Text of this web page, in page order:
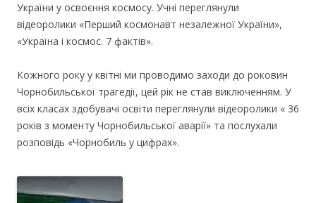
України у освоєння космосу. Учні переглянули
відеоролики «Перший космонавт незалежної України»,
«Україна і космос. 7 фактів».
Кожного року у квітні ми проводимо заходи до роковин
Чорнобильської трагедії, цей рік не став виключенням. У
всіх класах здобувачі освіти переглянули відеоролики « 36
років з моменту Чорнобильської аварії» та послухали
розповідь «Чорнобиль у цифрах».